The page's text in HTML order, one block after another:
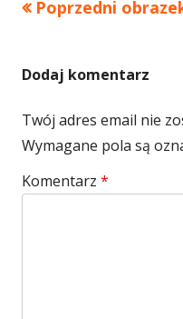
Poprzedni
Dodaj komentarz
Twój adres email nie
Wymagane pola są
Komentarz *